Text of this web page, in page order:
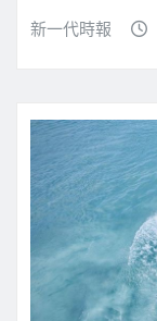
新一代時報